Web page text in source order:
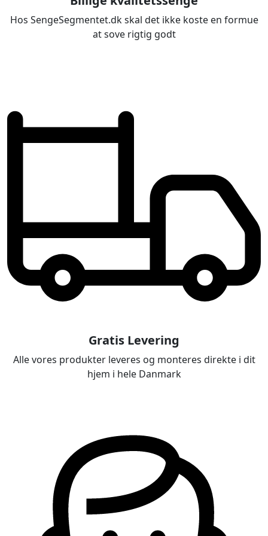
Hos SengeSegmentet.dk skal det ikke koste en formue
at sove rigtig godt
Gratis Levering
Alle vores produkter leveres og monteres direkte i dit
hjem i hele Danmark